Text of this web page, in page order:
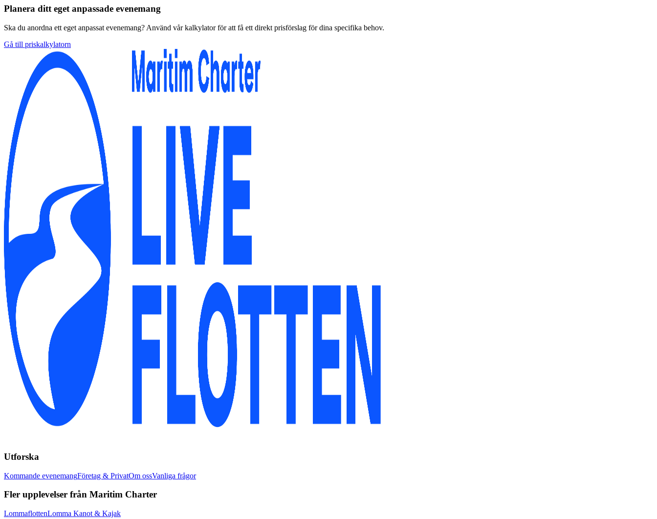
Planera ditt eget anpassade evenemang
Ska du anordna ett eget anpassat evenemang? Använd vår kalkylator för att få ett direkt prisförslag för dina specifika behov.
Gå till priskalkylatorn
Utforska
Kommande evenemangFöretag & PrivatOm ossVanliga frågor
Fler upplevelser från Maritim Charter
LommaflottenLomma Kanot & Kajak